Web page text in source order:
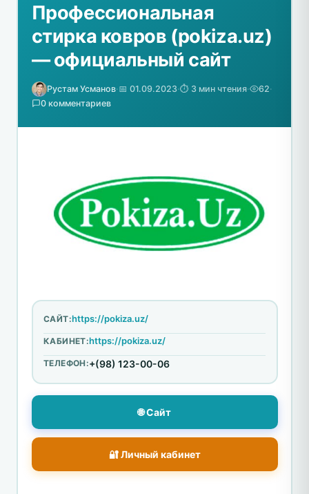
Профессиональная
стирка ковров (pokiza.uz)
— официальный сайт
Рустам Усманов·📅 01.09.2023·⏱️ 3 мин чтения· 62·
0 комментариев
САЙТ:https://pokiza.uz/
КАБИНЕТ:https://pokiza.uz/
ТЕЛЕФОН:+(98) 123-00-06
🌐 Сайт
🔐 Личный кабинет